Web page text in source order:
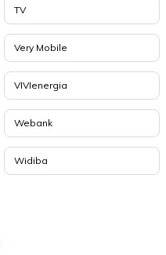
TV
Very Mobile
VIVIenergia
Webank
Widiba